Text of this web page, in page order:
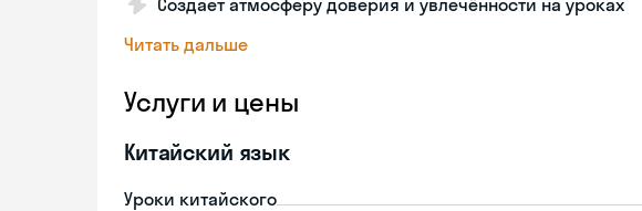
Создает атмосферу доверия и увлечённости на уроках
Читать дальше
Услуги и цены
Китайский язык
Уроки китайского